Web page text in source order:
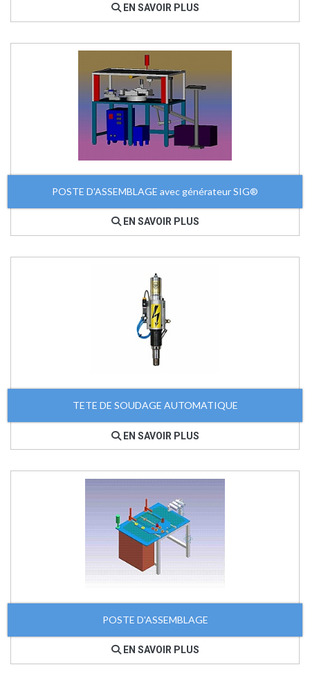
EN SAVOIR PLUS
POSTE D'ASSEMBLAGE avec générateur SIG®
EN SAVOIR PLUS
TETE DE SOUDAGE AUTOMATIQUE
EN SAVOIR PLUS
POSTE D'ASSEMBLAGE
EN SAVOIR PLUS